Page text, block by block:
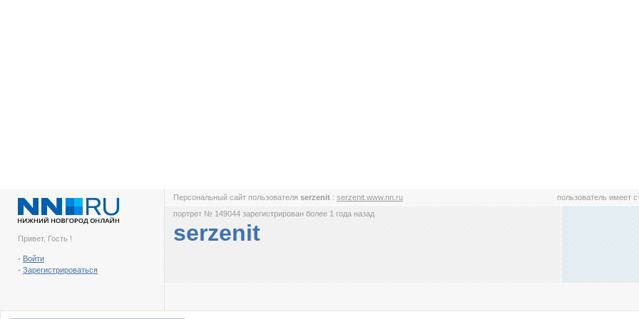
Привет, Гость !
- Войти
- Зарегистрироваться
Персональный сайт пользователя serzenit : serzenit.www.nn.ru пользователь имеет
портрет № 149044 зарегистрирован более 1 года назад
serzenit